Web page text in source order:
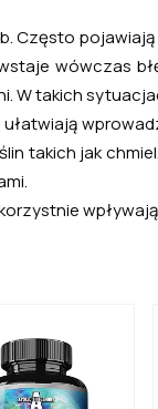
wówczas
W takich
takich jak